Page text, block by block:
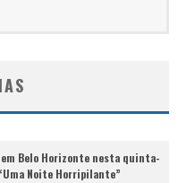
Belo Horizonte nesta quinta-
Noite Horripilante”